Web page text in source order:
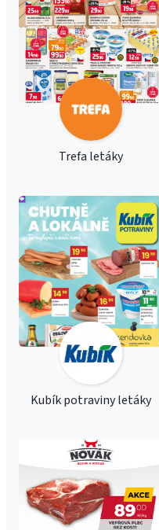
Trefa letáky
Kubík potraviny letáky